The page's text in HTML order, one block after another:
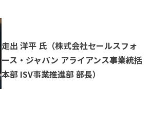
走出 洋平 氏（株式会社セールスフォ
ース・ジャパン アライアンス事業統括
本部 ISV事業推進部 部長）